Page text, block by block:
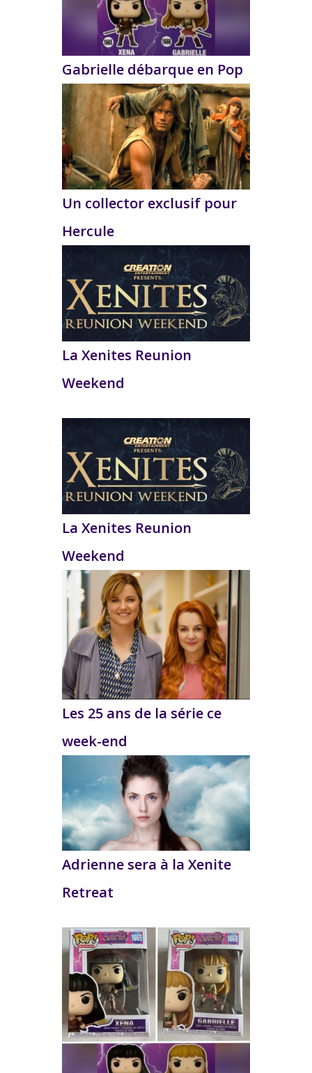
Gabrielle débarque en Pop
Un collector exclusif pour
Hercule
La Xenites Reunion
Weekend
La Xenites Reunion
Weekend
Les 25 ans de la série ce
week-end
Adrienne sera à la Xenite
Retreat